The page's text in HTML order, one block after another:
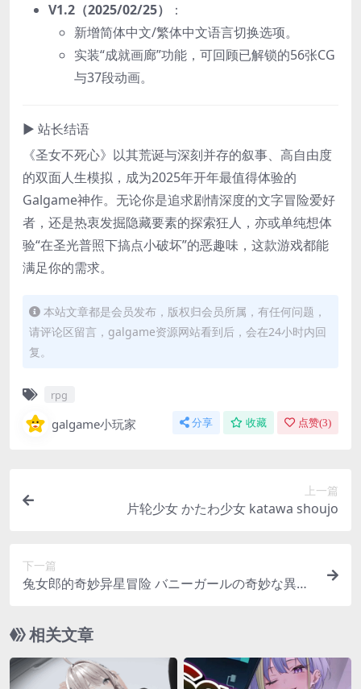
V1.2（2025/02/25）​
：
新增简体中文/繁体中文语言切换选项。
实装“成就画廊”功能，可回顾已解锁的56张CG
与37段动画。
▶ 站长结语
《圣女不死心》以其荒诞与深刻并存的叙事、高自由度
的双面人生模拟，成为2025年开年最值得体验的
Galgame神作。无论你是追求剧情深度的文字冒险爱好
者，还是热衷发掘隐藏要素的探索狂人，亦或单纯想体
验“在圣光普照下搞点小破坏”的恶趣味，这款游戏都能
满足你的需求。
本站文章都是会员发布，版权归会员所属，有任何问题，
请评论区留言，galgame资源网站看到后，会在24小时内回
复。
rpg
galgame小玩家 分享 收藏 点赞(3)
上一篇
片轮少女 かたわ少女 katawa shoujo
下一篇
兔女郎的奇妙异星冒险 バニーガールの奇妙な異星
ACT类型 官方中文版本 安卓直装
相关文章